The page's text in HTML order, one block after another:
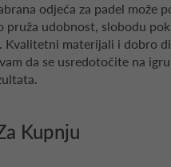
odjeća za padel može
pruža udobnost, slobodu
Kvalitetni materijali i dobro
da se usredotočite na
Kupnju